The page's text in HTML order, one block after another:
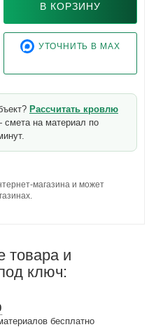
В КОРЗИНУ
УТОЧНИТЬ В MAX
Рассчитать кровлю
на материал по
магазина и может
товара и
ключ:
бесплатно